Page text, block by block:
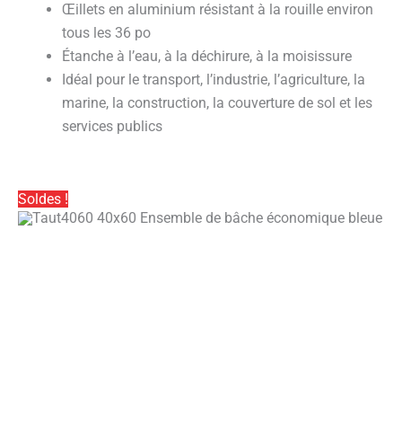
Œillets en aluminium résistant à la rouille environ
tous les 36 po
Étanche à l’eau, à la déchirure, à la moisissure
Idéal pour le transport, l’industrie, l’agriculture, la
marine, la construction, la couverture de sol et les
services publics
Soldes !